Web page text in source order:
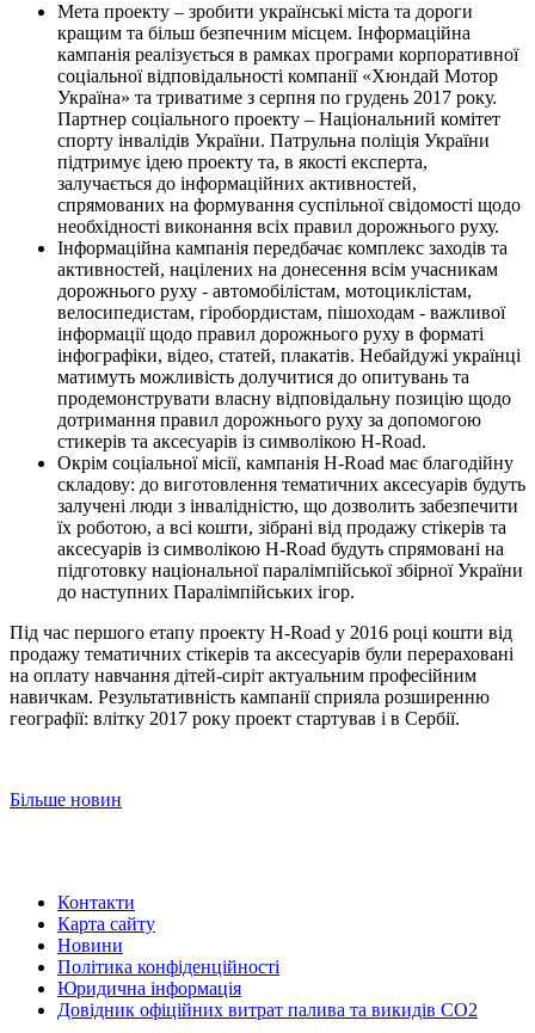
Мета проекту – зробити українські міста та дороги
кращим та більш безпечним місцем. Інформаційна
кампанія реалізується в рамках програми корпоративної
соціальної відповідальності компанії «Хюндай Мотор
Україна» та триватиме з серпня по грудень 2017 року.
Партнер соціального проекту – Національний комітет
спорту інвалідів України. Патрульна поліція України
підтримує ідею проекту та, в якості експерта,
залучається до інформаційних активностей,
спрямованих на формування суспільної свідомості щодо
необхідності виконання всіх правил дорожнього руху.
Інформаційна кампанія передбачає комплекс заходів та
активностей, націлених на донесення всім учасникам
дорожнього руху - автомобілістам, мотоциклістам,
велосипедистам, гіробордистам, пішоходам - важливої
інформації щодо правил дорожнього руху в форматі
інфографіки, відео, статей, плакатів. Небайдужі українці
матимуть можливість долучитися до опитувань та
продемонструвати власну відповідальну позицію щодо
дотримання правил дорожнього руху за допомогою
стикерів та аксесуарів із символікою H-Road.
Окрім соціальної місії, кампанія H-Road має благодійну
складову: до виготовлення тематичних аксесуарів будуть
залучені люди з інвалідністю, що дозволить забезпечити
їх роботою, а всі кошти, зібрані від продажу стікерів та
аксесуарів із символікою H-Road будуть спрямовані на
підготовку національної паралімпійської збірної України
до наступних Паралімпійських ігор.
Під час першого етапу проекту H-Road у 2016 році кошти від
продажу тематичних стікерів та аксесуарів були перераховані
на оплату навчання дітей-сиріт актуальним професійним
навичкам. Результативність кампанії сприяла розширенню
географії: влітку 2017 року проект стартував і в Сербії.
Більше новин
Контакти
Карта сайту
Новини
Політика конфіденційності
Юридична інформація
Довідник офіційних витрат палива та викидів СО2